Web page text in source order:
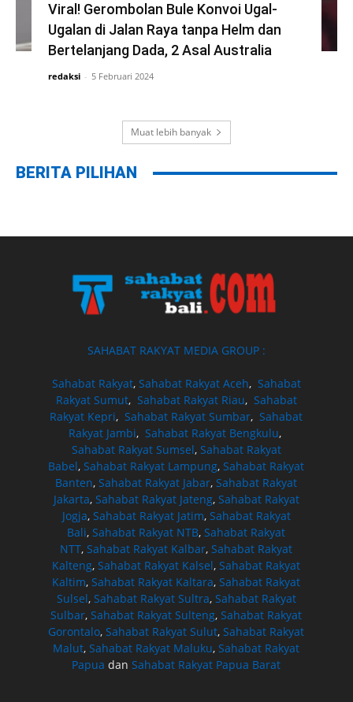
Viral! Gerombolan Bule Konvoi Ugal-
Ugalan di Jalan Raya tanpa Helm dan
Bertelanjang Dada, 2 Asal Australia
redaksi - 5 Februari 2024
Muat lebih banyak
BERITA PILIHAN
SAHABAT RAKYAT MEDIA GROUP :
Sahabat Rakyat, Sahabat Rakyat Aceh, Sahabat
Rakyat Sumut, Sahabat Rakyat Riau, Sahabat
Rakyat Kepri, Sahabat Rakyat Sumbar, Sahabat
Rakyat Jambi, Sahabat Rakyat Bengkulu,
Sahabat Rakyat Sumsel, Sahabat Rakyat
Babel, Sahabat Rakyat Lampung, Sahabat Rakyat
Banten, Sahabat Rakyat Jabar, Sahabat Rakyat
Jakarta, Sahabat Rakyat Jateng, Sahabat Rakyat
Jogja, Sahabat Rakyat Jatim, Sahabat Rakyat
Bali, Sahabat Rakyat NTB, Sahabat Rakyat
NTT, Sahabat Rakyat Kalbar, Sahabat Rakyat
Kalteng, Sahabat Rakyat Kalsel, Sahabat Rakyat
Kaltim, Sahabat Rakyat Kaltara, Sahabat Rakyat
Sulsel, Sahabat Rakyat Sultra, Sahabat Rakyat
Sulbar, Sahabat Rakyat Sulteng, Sahabat Rakyat
Gorontalo, Sahabat Rakyat Sulut, Sahabat Rakyat
Malut, Sahabat Rakyat Maluku, Sahabat Rakyat
Papua dan Sahabat Rakyat Papua Barat